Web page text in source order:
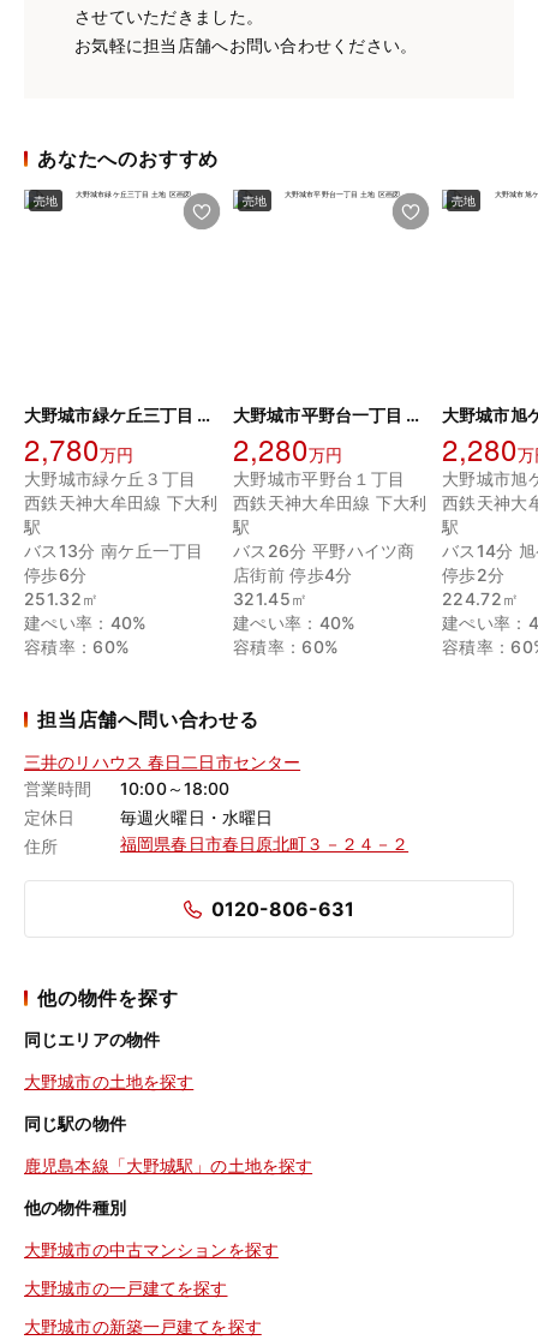
させていただきました。
お気軽に担当店舗へお問い合わせください。
あなたへのおすすめ
売地
大野城市緑ケ丘三丁目 土地
2,780万円
大野城市緑ケ丘３丁目
西鉄天神大牟田線 下大利
駅
バス13分 南ケ丘一丁目
停歩6分
251.32㎡
建ぺい率：40%
容積率：60%
売地
大野城市平野台一丁目 土地
2,280万円
大野城市平野台１丁目
西鉄天神大牟田線 下大利
駅
バス26分 平野ハイツ商
店街前 停歩4分
321.45㎡
建ぺい率：40%
容積率：60%
売地
2,280万
大野城市旭
西鉄天神大
駅
バス14分
停歩2分
224.72㎡
建ぺい率：
容積率：
担当店舗へ問い合わせる
三井のリハウス 春日二日市センター
営業時間
10:00～18:00
定休日
毎週火曜日・水曜日
住所
福岡県春日市春日原北町３－２４－２
0120-806-631
他の物件を探す
同じエリアの物件
大野城市の土地を探す
同じ駅の物件
鹿児島本線「大野城駅」の土地を探す
他の物件種別
大野城市の中古マンションを探す
大野城市の一戸建てを探す
大野城市の新築一戸建てを探す